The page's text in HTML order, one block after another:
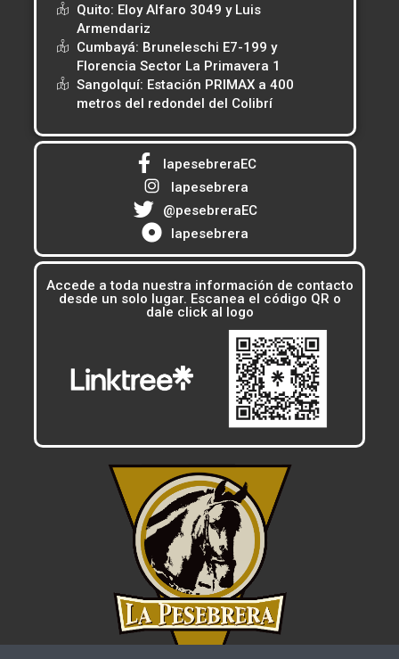
Quito: Eloy Alfaro 3049 y Luis
Armendariz
Cumbayá: Bruneleschi E7-199 y
Florencia Sector La Primavera 1
Sangolquí: Estación PRIMAX a 400
metros del redondel del Colibrí
lapesebreraEC
lapesebrera
@pesebreraEC
lapesebrera
Accede a toda nuestra información de contacto
desde un solo lugar. Escanea el código QR o
dale click al logo